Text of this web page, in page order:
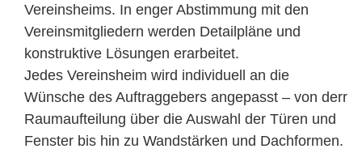
Vereinsheims. In enger Abstimmung mit den
Vereinsmitgliedern werden Detailpläne und
konstruktive Lösungen erarbeitet.
Jedes Vereinsheim wird individuell an die
Wünsche des Auftraggebers angepasst – von derr
Raumaufteilung über die Auswahl der Türen und
Fenster bis hin zu Wandstärken und Dachformen.